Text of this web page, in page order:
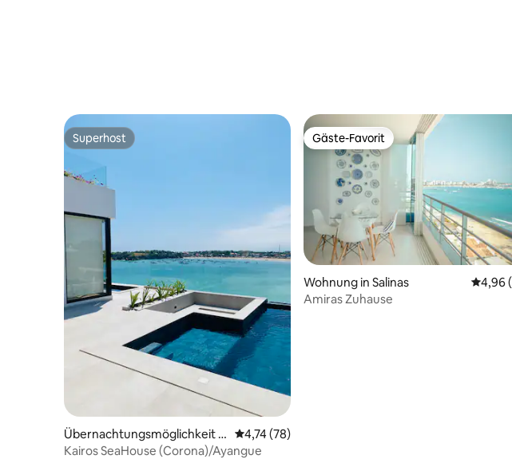
Superhost
Superhost
Übernachtungsmöglichkeit in
Santa Elena
Durchschnittliche Bewertung: 4,74 von 5, 78
4,74 (78)
Kairos SeaHouse (Corona)/Ayangue
Gäste-Favorit
Gäste-Favorit
Wohnung in Salinas
4,96
Amiras Zuhause